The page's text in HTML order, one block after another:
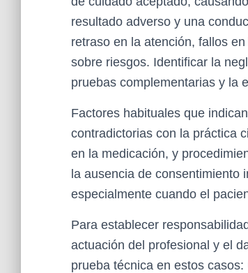
resultado adverso y una
retraso en la atención, fallos
sobre riesgos. Identificar la
pruebas complementarias y la
Factores habituales que
contradictorias con la práctica
en la medicación, y
la ausencia de consentimiento
especialmente cuando el
Para establecer
actuación del profesional y el
prueba técnica en estos